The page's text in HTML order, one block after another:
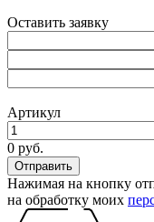
Оставить заявку
Артикул
0 руб.
Нажимая на кнопку
на обработку моих